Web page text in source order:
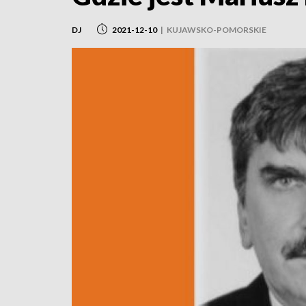
DJ 2021-12-10 | KUJAWSKO-POMORSKIE